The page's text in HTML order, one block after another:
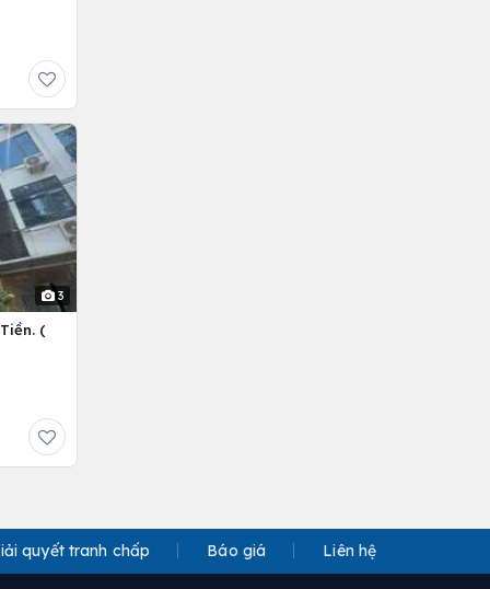
3
(
quyết tranh chấp Báo giá Liên hệ